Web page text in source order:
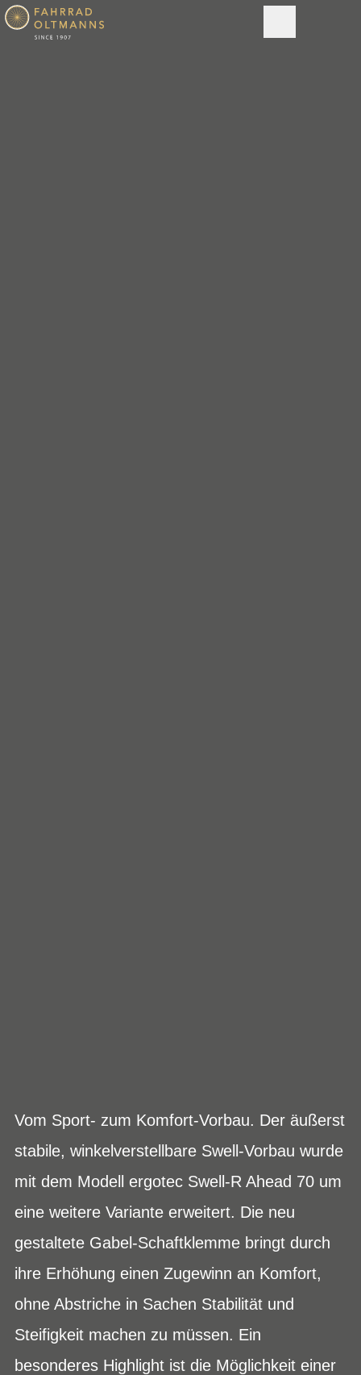
Vom Sport- zum Komfort-Vorbau. Der äußerst
stabile, winkelverstellbare Swell-Vorbau wurde
mit dem Modell ergotec Swell-R Ahead 70 um
eine weitere Variante erweitert. Die neu
gestaltete Gabel-Schaftklemme bringt durch
ihre Erhöhung einen Zugewinn an Komfort,
ohne Abstriche in Sachen Stabilität und
Steifigkeit machen zu müssen. Ein
besonderes Highlight ist die Möglichkeit einer